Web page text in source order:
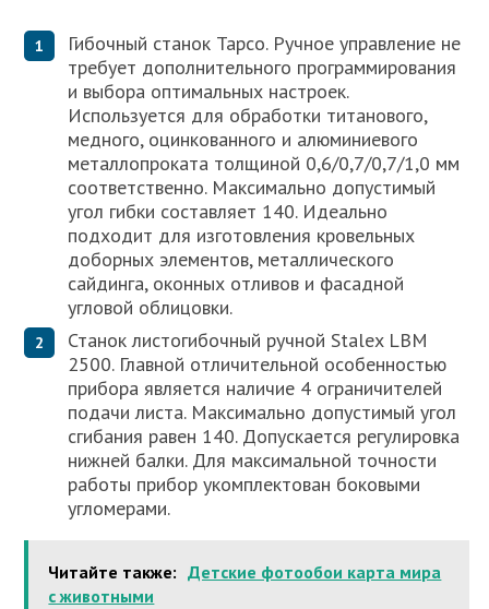
Гибочный станок Tapco. Ручное управление не
требует дополнительного программирования
и выбора оптимальных настроек.
Используется для обработки титанового,
медного, оцинкованного и алюминиевого
металлопроката толщиной 0,6/0,7/0,7/1,0 мм
соответственно. Максимально допустимый
угол гибки составляет 140. Идеально
подходит для изготовления кровельных
доборных элементов, металлического
сайдинга, оконных отливов и фасадной
угловой облицовки.
Станок листогибочный ручной Stalex LBM
2500. Главной отличительной особенностью
прибора является наличие 4 ограничителей
подачи листа. Максимально допустимый угол
сгибания равен 140. Допускается регулировка
нижней балки. Для максимальной точности
работы прибор укомплектован боковыми
угломерами.
Читайте также: Детские фотообои карта мира
с животными